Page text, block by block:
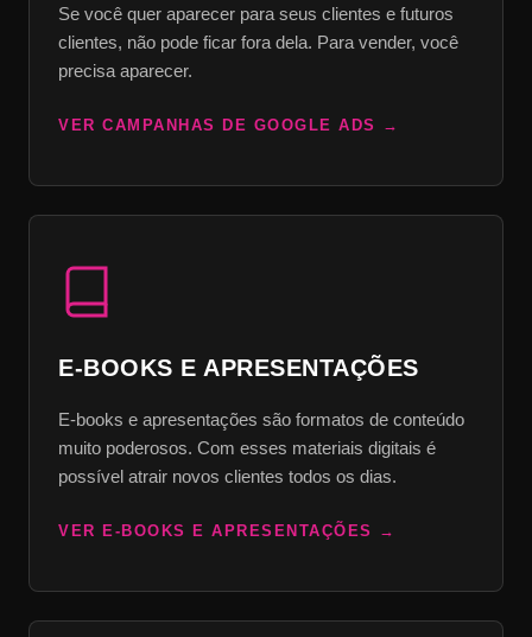
Se você quer aparecer para seus clientes e futuros
clientes, não pode ficar fora dela. Para vender, você
precisa aparecer.
VER CAMPANHAS DE GOOGLE ADS
E-BOOKS E APRESENTAÇÕES
E-books e apresentações são formatos de conteúdo
muito poderosos. Com esses materiais digitais é
possível atrair novos clientes todos os dias.
VER E-BOOKS E APRESENTAÇÕES